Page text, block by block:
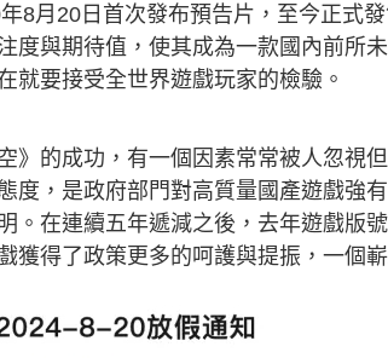
8月20日首次發布預告片，至今正式
度與期待值，使其成為一款國內前所
就要接受全世界遊戲玩家的檢驗。
》的成功，有一個因素常常被人忽視
度，是政府部門對高質量國產遊戲強
。在連續五年遞減之後，去年遊戲版
獲得了政策更多的呵護與提振，一個